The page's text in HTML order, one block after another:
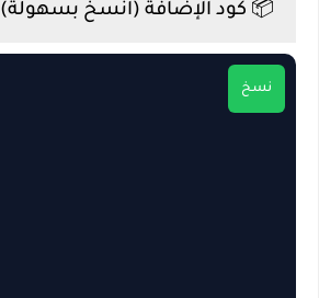
📦 كود الإضافة (انسخ بسهولة)
نسخ